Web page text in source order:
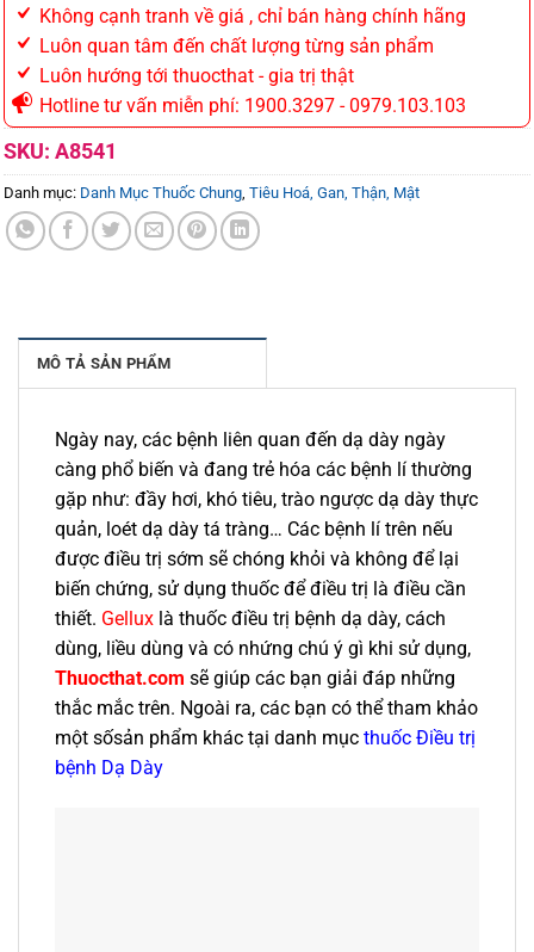
Không cạnh tranh về giá , chỉ bán hàng chính hãng
Luôn quan tâm đến chất lượng từng sản phẩm
Luôn hướng tới thuocthat - gia trị thật
Hotline tư vấn miễn phí: 1900.3297 - 0979.103.103
SKU: A8541
Danh mục: Danh Mục Thuốc Chung, Tiêu Hoá, Gan, Thận, Mật
MÔ TẢ SẢN PHẨM
Ngày nay, các bệnh liên quan đến dạ dày ngày
càng phổ biến và đang trẻ hóa các bệnh lí thường
gặp như: đầy hơi, khó tiêu, trào ngược dạ dày thực
quản, loét dạ dày tá tràng… Các bệnh lí trên nếu
được điều trị sớm sẽ chóng khỏi và không để lại
biến chứng, sử dụng thuốc để điều trị là điều cần
thiết. Gellux là thuốc điều trị bệnh dạ dày, cách
dùng, liều dùng và có nhứng chú ý gì khi sử dụng,
Thuocthat.com sẽ giúp các bạn giải đáp những
thắc mắc trên. Ngoài ra, các bạn có thể tham khảo
một sốsản phẩm khác tại danh mục thuốc Điều trị
bệnh Dạ Dày